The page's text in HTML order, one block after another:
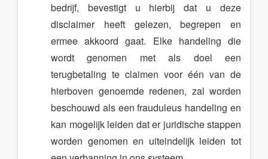
bedrijf, bevestigt u hierbij dat u deze
disclaimer heeft gelezen, begrepen en
ermee akkoord gaat. Elke handeling die
wordt genomen met als doel een
terugbetaling te claimen voor één van de
hierboven genoemde redenen, zal worden
beschouwd als een frauduleus handeling en
kan mogelijk leiden dat er juridische stappen
worden genomen en uiteindelijk leiden tot